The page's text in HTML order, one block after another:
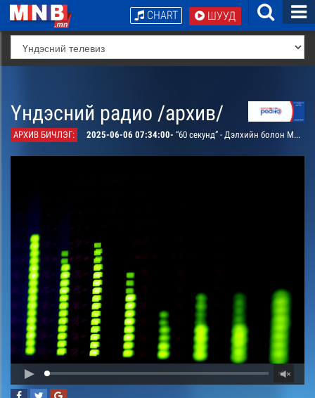
ШУУД
CHART
Үндэсний радио /архив/
АРХИВ БИЧЛЭГ: 2025-06-06 07:34:00- “60 секунд” - Дэлхийн болон Монгол орны эрүүл мэнд, эдийн засгийн салбарын хамгийн хамгийн...